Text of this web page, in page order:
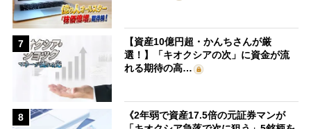
7
【資産10億円超・かんちさんが厳
選！】「キオクシアの次」に資金が流
れる期待の高…
8
《2年弱で資産17.5倍の元証券マンが